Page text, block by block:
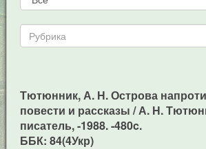
Тютюнник, А. Н. Острова
повести и рассказы / А. Н.
писатель, -1988. -480c.
ББК: 84(4Укр)